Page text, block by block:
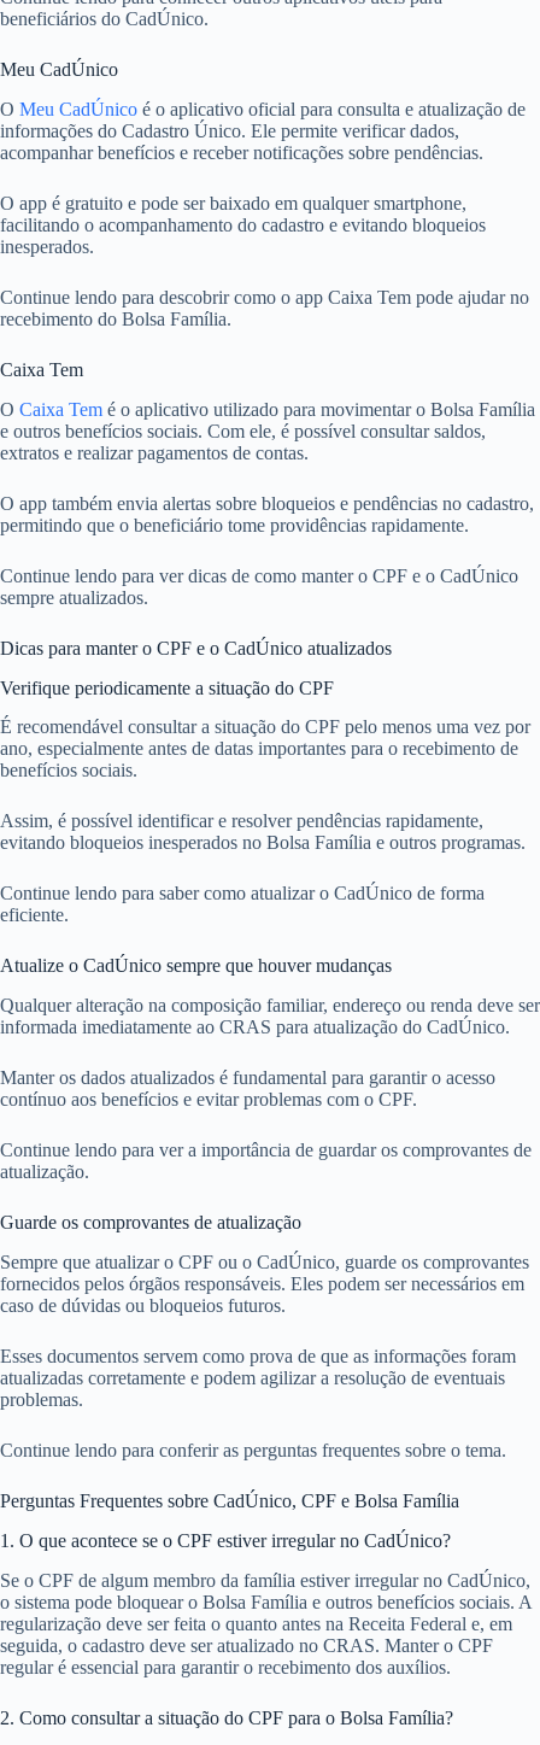
beneficiários do CadÚnico.
Meu CadÚnico
O Meu CadÚnico é o aplicativo oficial para consulta e atualização de
informações do Cadastro Único. Ele permite verificar dados,
acompanhar benefícios e receber notificações sobre pendências.
O app é gratuito e pode ser baixado em qualquer smartphone,
facilitando o acompanhamento do cadastro e evitando bloqueios
inesperados.
Continue lendo para descobrir como o app Caixa Tem pode ajudar no
recebimento do Bolsa Família.
Caixa Tem
O Caixa Tem é o aplicativo utilizado para movimentar o Bolsa Família
e outros benefícios sociais. Com ele, é possível consultar saldos,
extratos e realizar pagamentos de contas.
O app também envia alertas sobre bloqueios e pendências no cadastro,
permitindo que o beneficiário tome providências rapidamente.
Continue lendo para ver dicas de como manter o CPF e o CadÚnico
sempre atualizados.
Dicas para manter o CPF e o CadÚnico atualizados
Verifique periodicamente a situação do CPF
É recomendável consultar a situação do CPF pelo menos uma vez por
ano, especialmente antes de datas importantes para o recebimento de
benefícios sociais.
Assim, é possível identificar e resolver pendências rapidamente,
evitando bloqueios inesperados no Bolsa Família e outros programas.
Continue lendo para saber como atualizar o CadÚnico de forma
eficiente.
Atualize o CadÚnico sempre que houver mudanças
Qualquer alteração na composição familiar, endereço ou renda deve ser
informada imediatamente ao CRAS para atualização do CadÚnico.
Manter os dados atualizados é fundamental para garantir o acesso
contínuo aos benefícios e evitar problemas com o CPF.
Continue lendo para ver a importância de guardar os comprovantes de
atualização.
Guarde os comprovantes de atualização
Sempre que atualizar o CPF ou o CadÚnico, guarde os comprovantes
fornecidos pelos órgãos responsáveis. Eles podem ser necessários em
caso de dúvidas ou bloqueios futuros.
Esses documentos servem como prova de que as informações foram
atualizadas corretamente e podem agilizar a resolução de eventuais
problemas.
Continue lendo para conferir as perguntas frequentes sobre o tema.
Perguntas Frequentes sobre CadÚnico, CPF e Bolsa Família
1. O que acontece se o CPF estiver irregular no CadÚnico?
Se o CPF de algum membro da família estiver irregular no CadÚnico,
o sistema pode bloquear o Bolsa Família e outros benefícios sociais. A
regularização deve ser feita o quanto antes na Receita Federal e, em
seguida, o cadastro deve ser atualizado no CRAS. Manter o CPF
regular é essencial para garantir o recebimento dos auxílios.
2. Como consultar a situação do CPF para o Bolsa Família?